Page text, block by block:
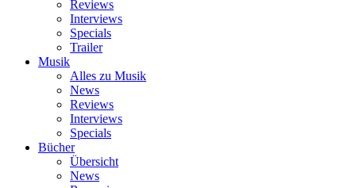
Reviews
Interviews
Specials
Trailer
Musik
Alles zu Musik
News
Reviews
Interviews
Specials
Bücher
Übersicht
News